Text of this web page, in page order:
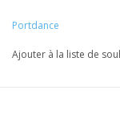
Portdance
Ajouter à la liste de